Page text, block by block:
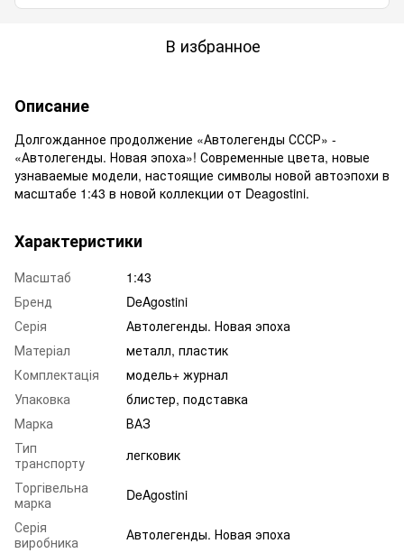
В избранное
Описание
Долгожданное продолжение «Автолегенды СССР» -
«Автолегенды. Новая эпоха»! Современные цвета, новые
узнаваемые модели, настоящие символы новой автоэпохи в
масштабе 1:43 в новой коллекции от Deagostini.
Характеристики
Масштаб
1:43
Бренд
DeAgostini
Серія
Автолегенды. Новая эпоха
Матеріал
металл, пластик
Комплектація
модель+ журнал
Упаковка
блистер, подставка
Марка
ВАЗ
Тип
транспорту
легковик
Торгівельна
марка
DeAgostini
Серія
виробника
Автолегенды. Новая эпоха